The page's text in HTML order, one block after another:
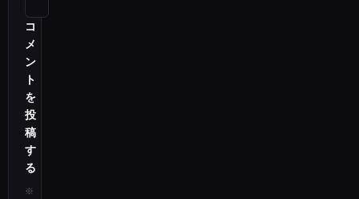
コ
メ
ン
ト
を
投
稿
す
る
※